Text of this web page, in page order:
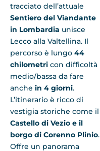
tracciato dell’attuale
Sentiero del Viandante
in Lombardia unisce
Lecco alla Valtellina. Il
percorso è lungo 44
chilometri con difficoltà
medio/bassa da fare
anche in 4 giorni.
L’itinerario è ricco di
vestigia storiche come il
Castello di Vezio e il
borgo di Corenno Plinio.
Offre un panorama